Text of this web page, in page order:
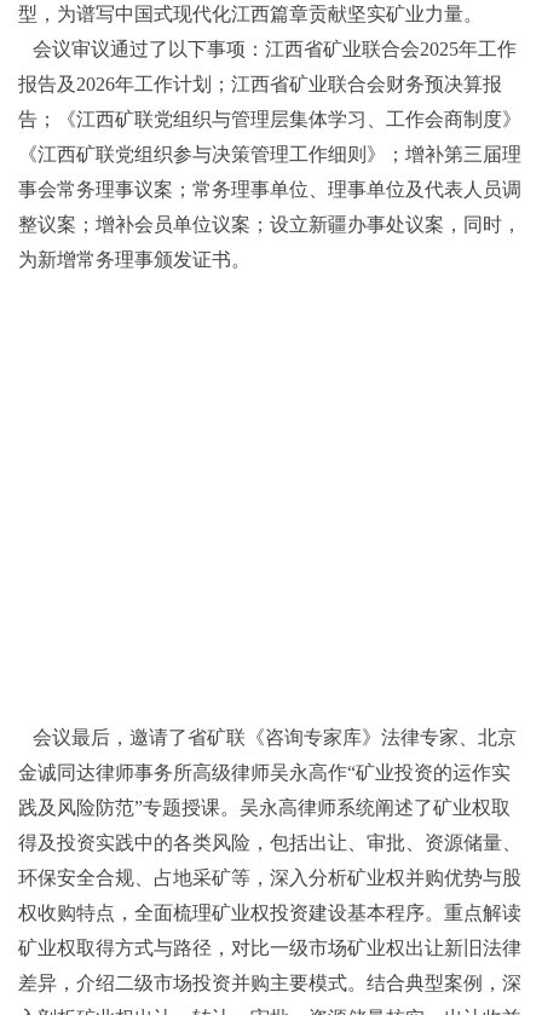
型，为谱写中国式现代化江西篇章贡献坚实矿业力量。
会议审议通过了以下事项：江西省矿业联合会2025年工作
报告及2026年工作计划；江西省矿业联合会财务预决算报
告；《江西矿联党组织与管理层集体学习、工作会商制度》
《江西矿联党组织参与决策管理工作细则》；增补第三届理
事会常务理事议案；常务理事单位、理事单位及代表人员调
整议案；增补会员单位议案；设立新疆办事处议案，同时，
为新增常务理事颁发证书。
会议最后，邀请了省矿联《咨询专家库》法律专家、北京
金诚同达律师事务所高级律师吴永高作“矿业投资的运作实
践及风险防范”专题授课。吴永高律师系统阐述了矿业权取
得及投资实践中的各类风险，包括出让、审批、资源储量、
环保安全合规、占地采矿等，深入分析矿业权并购优势与股
权收购特点，全面梳理矿业权投资建设基本程序。重点解读
矿业权取得方式与路径，对比一级市场矿业权出让新旧法律
差异，介绍二级市场投资并购主要模式。结合典型案例，深